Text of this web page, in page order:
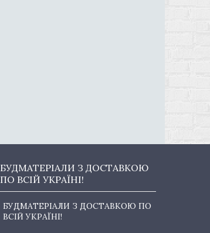
БУДМАТЕРІАЛИ З ДОСТАВКОЮ
ПО ВСІЙ УКРАЇНІ!
БУДМАТЕРІАЛИ З ДОСТАВКОЮ ПО
ВСІЙ УКРАЇНІ!